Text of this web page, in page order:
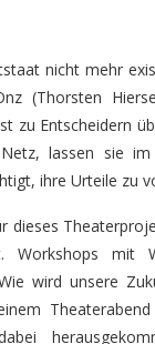
nicht mehr
(Thorsten
zu Entscheidern
lassen sie
ihre Urteile zu
dieses
Workshops mit
wird unsere